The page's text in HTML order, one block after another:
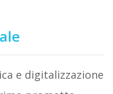
e digitalizzazione